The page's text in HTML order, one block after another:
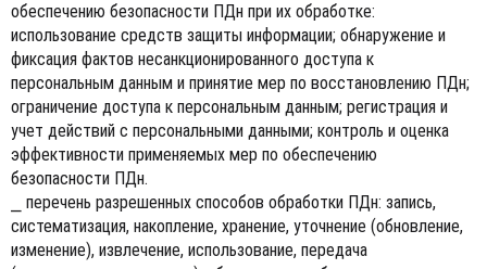
обеспечению безопасности ПДн при их обработке:
использование средств защиты информации; обнаружение и
фиксация фактов несанкционированного доступа к
персональным данным и принятие мер по восстановлению ПДн;
ограничение доступа к персональным данным; регистрация и
учет действий с персональными данными; контроль и оценка
эффективности применяемых мер по обеспечению
безопасности ПДн.
⎯ перечень разрешенных способов обработки ПДн: запись,
систематизация, накопление, хранение, уточнение (обновление,
изменение), извлечение, использование, передача